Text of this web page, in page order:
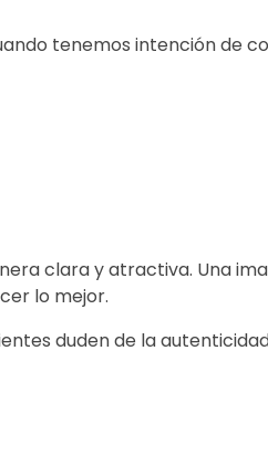
tenemos intención de
clara y atractiva. Una
lo mejor.
duden de la